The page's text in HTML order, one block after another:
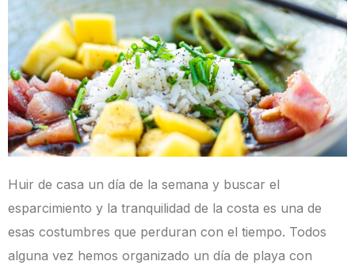
Huir de casa un día de la semana y buscar el
esparcimiento y la tranquilidad de la costa es una de
esas costumbres que perduran con el tiempo. Todos
alguna vez hemos organizado un día de playa con